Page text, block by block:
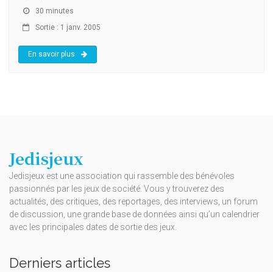
30 minutes
Sortie : 1 janv. 2005
En savoir plus
Jedisjeux
Jedisjeux est une association qui rassemble des bénévoles
passionnés par les jeux de société. Vous y trouverez des
actualités, des critiques, des reportages, des interviews, un forum
de discussion, une grande base de données ainsi qu’un calendrier
avec les principales dates de sortie des jeux.
Derniers articles